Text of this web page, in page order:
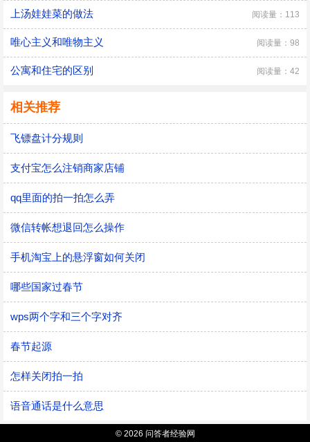
上汤娃娃菜的做法 阅读量：113
唯心主义和唯物主义 阅读量：98
公寓和住宅的区别 阅读量：42
相关推荐
飞镖盘计分规则
支付宝怎么注销商家店铺
qq里面的拍一拍怎么弄
微信转帐想退回怎么操作
手机淘宝上的悬浮窗如何关闭
哪些国家过春节
wps两个字和三个字对齐
春节起源
怎样关闭拍一拍
语音通话是什么意思
© 2026 问答者经验网